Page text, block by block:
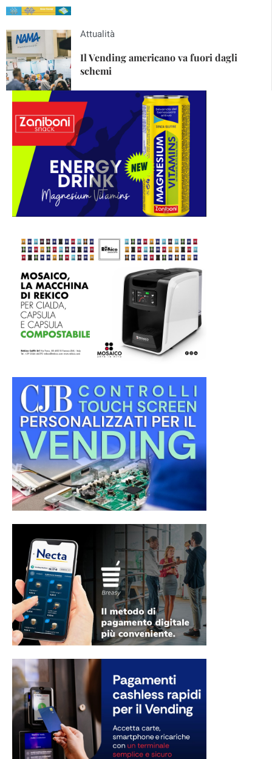
Attualità
Il Vending americano va fuori dagli
schemi